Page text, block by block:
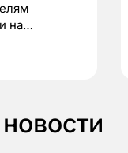
на